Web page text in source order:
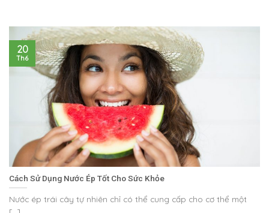
Cách Sử Dụng Nước Ép Tốt Cho Sức Khỏe
Nước ép trái cây tự nhiên chỉ có thể cung cấp cho cơ thể một
20
Th6